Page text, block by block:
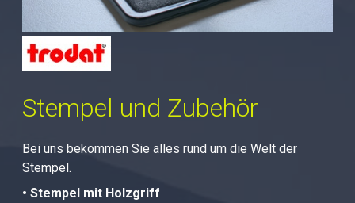
Stempel und Zubehör
Bei uns bekommen Sie alles rund um die Welt der
Stempel.
• Stempel mit Holzgriff